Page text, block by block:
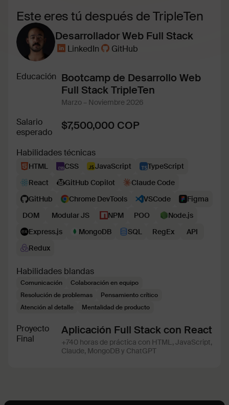
Este eres tú después de TripleTen
Desarrollador Web Full Stack
LinkedIn GitHub
Educación Bootcamp de Desarrollo Web
Full Stack TripleTen
Marzo – Noviembre 2026
Salario
esperado
$7,500,000 COP
Habilidades técnicas
HTML CSS JavaScript
TypeScript
React
GitHub Copilot
Claude Code
GitHub
Chrome DevTools VSCode
Figma
DOM
Modular JS NPM POO
Node.js
Express.js
MongoDB SQL RegEx
API
Redux
Habilidades blandas
Comunicación
Colaboración en equipo
Resolución de problemas
Pensamiento crítico
Atención al detalle
Mentalidad de producto
Proyecto
Final
Aplicación Full Stack con React
+740 horas de práctica con HTML, JavaScript,
Claude, MongoDB y ChatGPT